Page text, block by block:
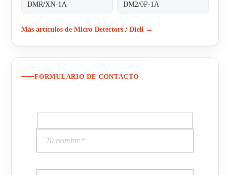
DMR/XN-1A DM2/0P-1A
Más artículos de Micro Detectors / Diell →
FORMULARIO DE CONTACTO